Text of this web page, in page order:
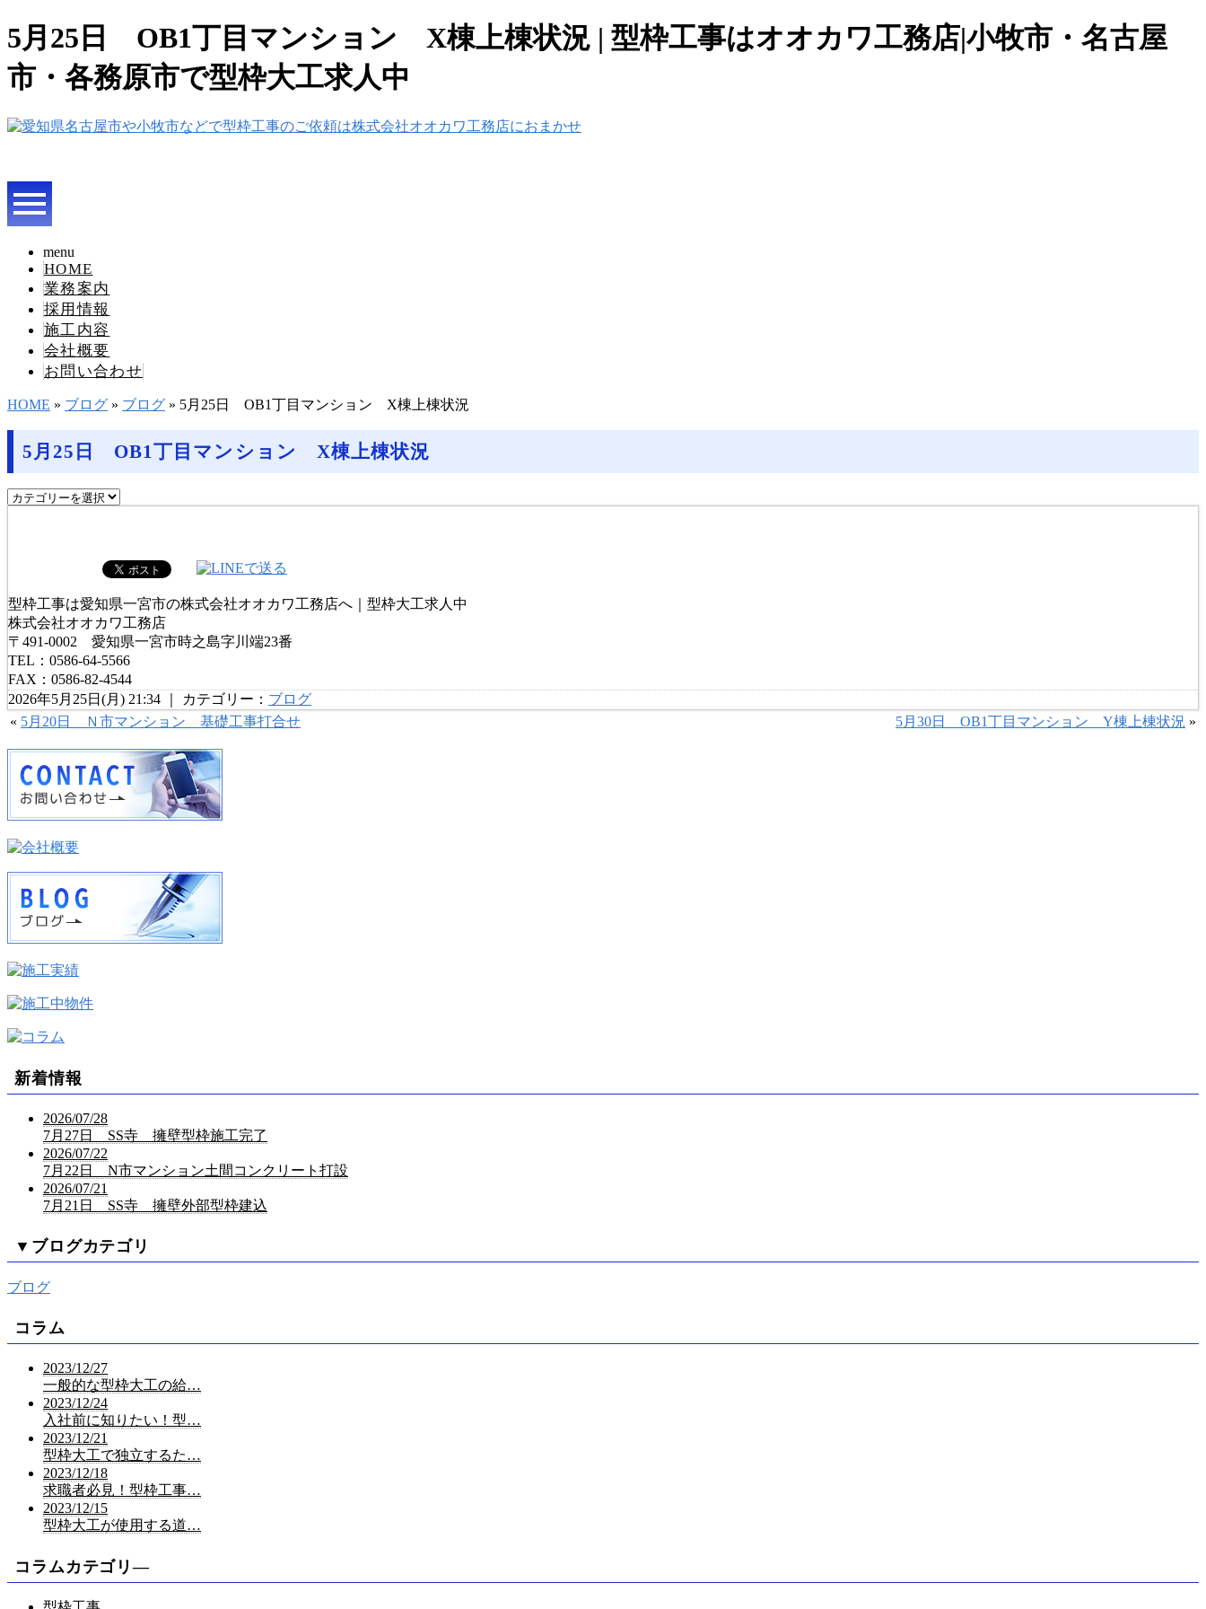
5月25日 OB1丁目マンション X棟上棟状況 | 型枠工事はオオカワ工務店|小牧市・名古屋
市・各務原市で型枠大工求人中
menu
HOME
業務案内
採用情報
施工内容
会社概要
お問い合わせ
HOME » ブログ » ブログ » 5月25日 OB1丁目マンション X棟上棟状況
5月25日 OB1丁目マンション X棟上棟状況
型枠工事は愛知県一宮市の株式会社オオカワ工務店へ｜型枠大工求人中
株式会社オオカワ工務店
〒491-0002 愛知県一宮市時之島字川端23番
TEL：0586-64-5566
FAX：0586-82-4544
2026年5月25日(月) 21:34 ｜ カテゴリー： ブログ
« 5月20日 Ｎ市マンション 基礎工事打合せ 5月30日 OB1丁目マンション Y棟上棟状況 »
新着情報
2026/07/28
7月27日 SS寺 擁壁型枠施工完了
2026/07/22
7月22日 N市マンション土間コンクリート打設
2026/07/21
7月21日 SS寺 擁壁外部型枠建込
▼ ブログカテゴリ
ブログ
コラム
2023/12/27
一般的な型枠大工の給…
2023/12/24
入社前に知りたい！型…
2023/12/21
型枠大工で独立するた…
2023/12/18
求職者必見！型枠工事…
2023/12/15
型枠大工が使用する道…
コラムカテゴリ―